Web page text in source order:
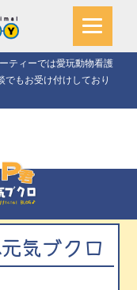
ティーでは愛玩動物看護
でもお受け付けしており
気ブクロ